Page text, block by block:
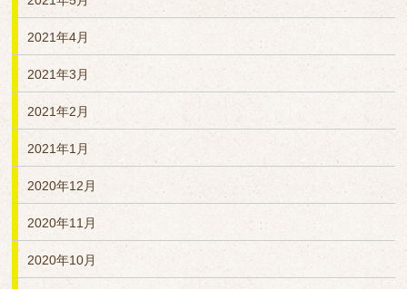
2021年4月
2021年3月
2021年2月
2021年1月
2020年12月
2020年11月
2020年10月